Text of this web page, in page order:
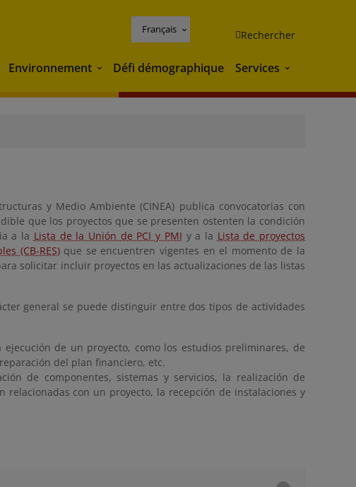
Français Rechercher
Environnement Environnement
Défi démographique Services Services
y Medio Ambiente (CINEA) publica convocatorias con
que los proyectos que se presenten ostenten la condición
a la Lista de la Unión de PCI y PMI y a la Lista de proyectos
(CB-RES)que se encuentren vigentes en el momento de la
solicitar incluir proyectos en las actualizaciones de las listas
general se puede distinguir entre dos tipos de actividades
de un proyecto, como los estudios preliminares, de
del plan financiero, etc.
de componentes, sistemas y servicios, la realización de
con un proyecto, la recepción de instalaciones y